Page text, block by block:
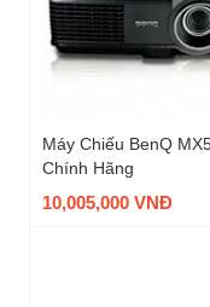
Máy Chiếu BenQ
Chính Hãng
10,005,000 VNĐ